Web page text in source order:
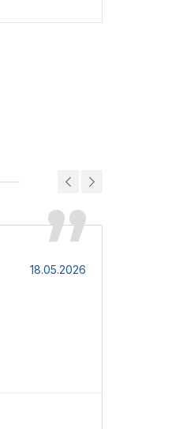
18.05.2026